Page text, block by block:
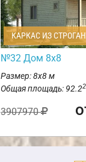
КАРКАС ИЗ
№32 Дом 8х8
Размер: 8х8 м
Общая площадь: 92.22
3907970